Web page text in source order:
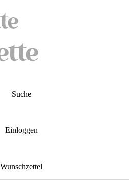
Suche
Einloggen
Wunschzettel